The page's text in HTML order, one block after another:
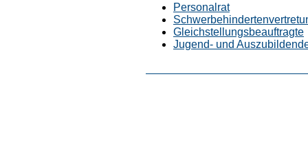
Personalrat
Gleichstellungsbeauftragte
Jugend- und